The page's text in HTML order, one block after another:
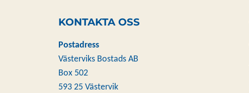
KONTAKTA OSS
Postadress
Västerviks Bostads AB
Box 502
593 25 Västervik